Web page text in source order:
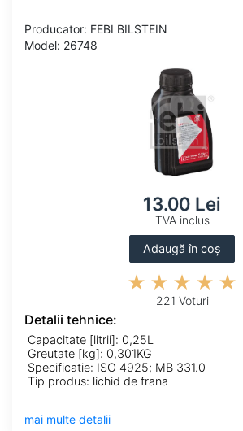
Producator: FEBI BILSTEIN
Model: 26748
13.00 Lei
TVA inclus
Adaugă în coș
221 Voturi
Detalii tehnice:
Capacitate [litrii]: 0,25L
Greutate [kg]: 0,301KG
Specificatie: ISO 4925; MB 331.0
Tip produs: lichid de frana
mai multe detalii